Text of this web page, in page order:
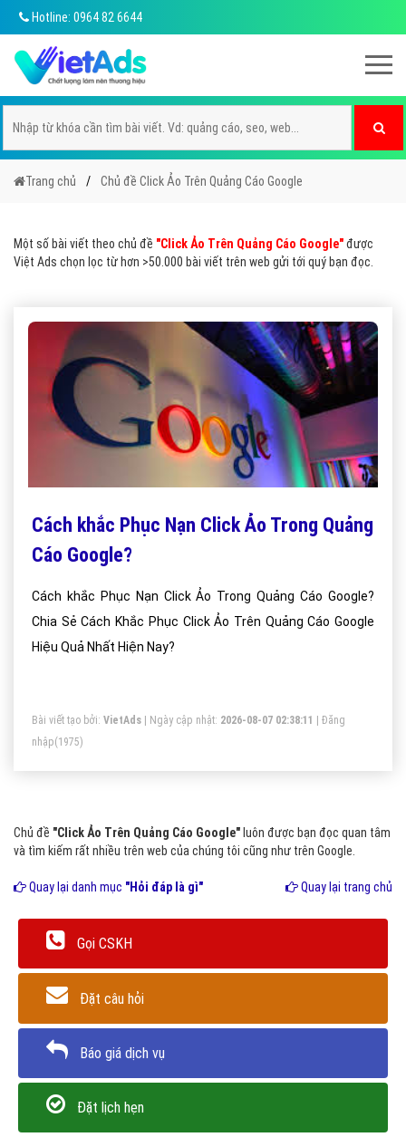
Hotline: 0964 82 6644
Trang chủ Chủ đề Click Ảo Trên Quảng Cáo Google
Một số bài viết theo chủ đề "Click Ảo Trên Quảng Cáo Google"được
Việt Ads chọn lọc từ hơn >50.000 bài viết trên web gửi tới quý bạn đọc.
Cách khắc Phục Nạn Click Ảo Trong Quảng
Cáo Google?
Cách khắc Phục Nạn Click Ảo Trong Quảng Cáo Google?
Chia Sẻ Cách Khắc Phục Click Ảo Trên Quảng Cáo Google
Hiệu Quả Nhất Hiện Nay?
Bài viết tạo bởi: VietAds | Ngày cập nhật: 2026-08-07 02:38:11
Đăng
nhập(1975)
Chủ đề "Click Ảo Trên Quảng Cáo Google" luôn được bạn đọc quan tâm
và tìm kiếm rất nhiều trên web của chúng tôi cũng như trên Google.
Quay lại danh mục "Hỏi đáp là gì" Quay lại trang chủ
Gọi CSKH
Đặt câu hỏi
Báo giá dịch vụ
Đặt lịch hẹn